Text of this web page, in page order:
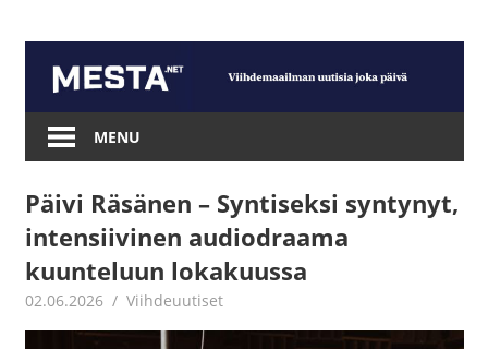
content
Mesta.net
MENU
Päivi Räsänen – Syntiseksi syntynyt,
intensiivinen audiodraama
kuunteluun lokakuussa
02.06.2026 Juha Kaunisto
Viihdeuutiset